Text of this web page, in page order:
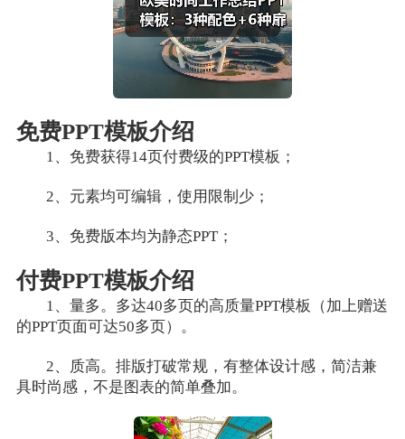
免费PPT模板介绍
1、免费获得14页付费级的PPT模板；
2、元素均可编辑，使用限制少；
3、免费版本均为静态PPT；
付费PPT模板介绍
1、量多。多达40多页的高质量PPT模板（加上赠送
的PPT页面可达50多页）。
2、质高。排版打破常规，有整体设计感，简洁兼
具时尚感，不是图表的简单叠加。